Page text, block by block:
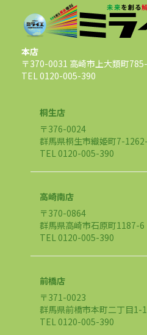
本店
〒370-0031 高崎市上大類町
TEL 0120-005-390
桐生店
〒376-0024
群馬県桐生市織姫町7-
TEL 0120-005-390
高崎南店
〒370-0864
群馬県高崎市石原町1187-6
TEL 0120-005-390
前橋店
〒371-0023
群馬県前橋市本町二丁目1-
TEL 0120-005-390